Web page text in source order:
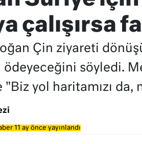
çalışırsa
Çin ziyareti
ödeyeceğini söyledi.
yol haritamızı
11 ay önce yayınlandı